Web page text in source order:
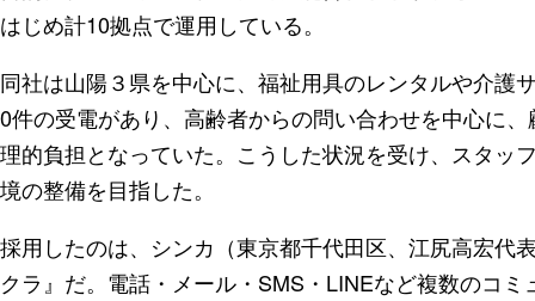
はじめ計10拠点で運用している。
同社は山陽３県を中心に、福祉用具のレンタルや介護
0件の受電があり、高齢者からの問い合わせを中心に
理的負担となっていた。こうした状況を受け、スタッ
境の整備を目指した。
採用したのは、シンカ（東京都千代田区、江尻高宏代
クラ』だ。電話・メール・SMS・LINEなど複数のコ